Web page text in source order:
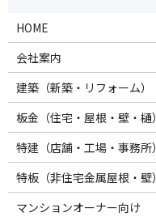
HOME
会社案内
建築（新築・リフォーム）
板金（住宅・屋根・壁・樋）
特建（店舗・工場・事務所）
特板（非住宅金属屋根・壁）
マンションオーナー向け